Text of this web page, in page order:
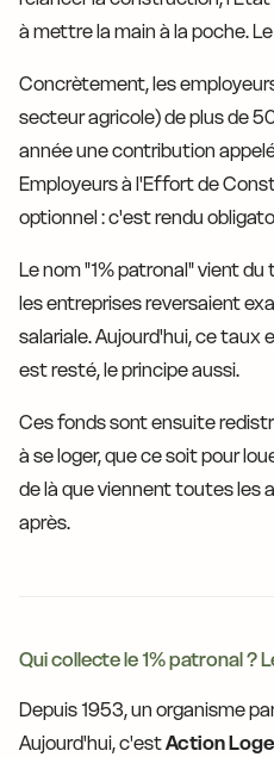
à mettre la main à la poche.
Concrètement, les
secteur agricole) de plus de
année une contribution
Employeurs à l'Effort de
optionnel : c'est rendu
Le nom "1% patronal" vient
les entreprises reversaient
salariale. Aujourd'hui, ce taux
est resté, le principe aussi.
Ces fonds sont ensuite
à se loger, que ce soit pour
de là que viennent toutes les
après.
Qui collecte le 1% patronal ?
Depuis 1953, un organisme
Aujourd'hui, c'estAction